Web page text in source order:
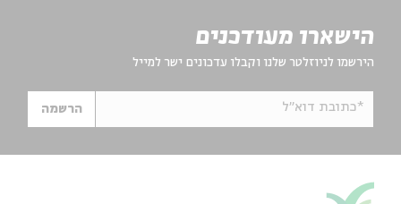
הישארו מעודכנים
הירשמו לניוזלטר שלנו וקבלו עדכונים ישר למייל
*כתובת דוא"ל הרשמה